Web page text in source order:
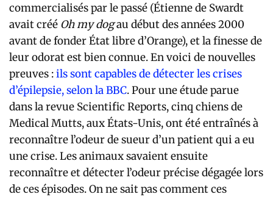
commercialisés par le passé (Étienne de Swardt
avait créé Oh my dogau début des années 2000
avant de fonder État libre d’Orange), et la finesse de
leur odorat est bien connue. En voici de nouvelles
preuves :ils sont capables de détecter les crises
d’épilepsie, selon la BBC. Pour une étude parue
dans la revue Scientific Reports, cinq chiens de
Medical Mutts, aux États-Unis, ont été entraînés à
reconnaître l’odeur de sueur d’un patient qui a eu
une crise. Les animaux savaient ensuite
reconnaître et détecter l’odeur précise dégagée lors
de ces épisodes. On ne sait pas comment ces